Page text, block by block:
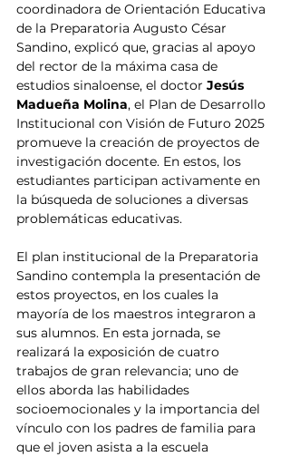
coordinadora de Orientación Educativa
de la Preparatoria Augusto César
Sandino, explicó que, gracias al apoyo
del rector de la máxima casa de
estudios sinaloense, el doctor Jesús
Madueña Molina, el Plan de Desarrollo
Institucional con Visión de Futuro 2025
promueve la creación de proyectos de
investigación docente. En estos, los
estudiantes participan activamente en
la búsqueda de soluciones a diversas
problemáticas educativas.
El plan institucional de la Preparatoria
Sandino contempla la presentación de
estos proyectos, en los cuales la
mayoría de los maestros integraron a
sus alumnos. En esta jornada, se
realizará la exposición de cuatro
trabajos de gran relevancia; uno de
ellos aborda las habilidades
socioemocionales y la importancia del
vínculo con los padres de familia para
que el joven asista a la escuela